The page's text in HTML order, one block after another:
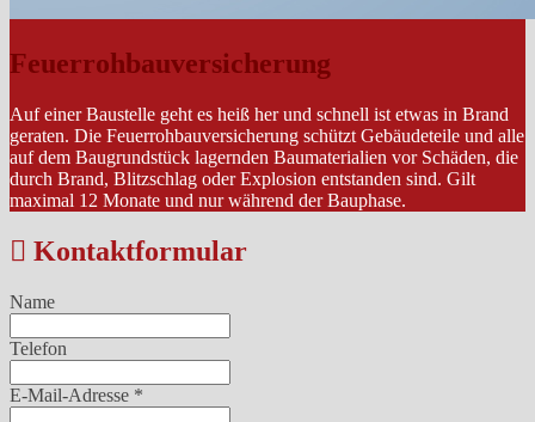
Feuerrohbauversicherung
Auf einer Baustelle geht es heiß her und schnell ist etwas in Brand
geraten. Die Feuerrohbauversicherung schützt Gebäudeteile und alle
auf dem Baugrundstück lagernden Baumaterialien vor Schäden, die
durch Brand, Blitzschlag oder Explosion entstanden sind. Gilt
maximal 12 Monate und nur während der Bauphase.
Kontaktformular
Name
Telefon
E-Mail-Adresse *